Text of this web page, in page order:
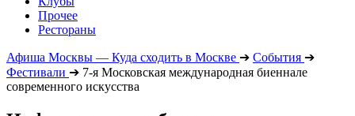
Прочее
Рестораны
Афиша Москвы — Куда сходить в Москве ➔ События ➔
Фестивали ➔ 7-я Московская международная биеннале
современного искусства